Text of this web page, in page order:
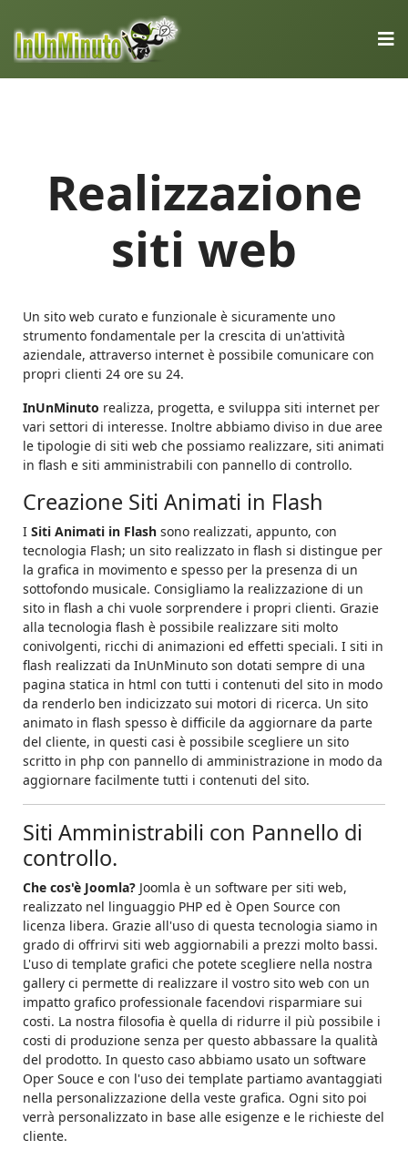
Realizzazione
siti web
Un sito web curato e funzionale è sicuramente uno
strumento fondamentale per la crescita di un'attività
aziendale, attraverso internet è possibile comunicare con
propri clienti 24 ore su 24.
InUnMinuto realizza, progetta, e sviluppa siti internet per
vari settori di interesse. Inoltre abbiamo diviso in due aree
le tipologie di siti web che possiamo realizzare, siti animati
in flash e siti amministrabili con pannello di controllo.
Creazione Siti Animati in Flash
I Siti Animati in Flash sono realizzati, appunto, con
tecnologia Flash; un sito realizzato in flash si distingue per
la grafica in movimento e spesso per la presenza di un
sottofondo musicale. Consigliamo la realizzazione di un
sito in flash a chi vuole sorprendere i propri clienti. Grazie
alla tecnologia flash è possibile realizzare siti molto
conivolgenti, ricchi di animazioni ed effetti speciali. I siti in
flash realizzati da InUnMinuto son dotati sempre di una
pagina statica in html con tutti i contenuti del sito in modo
da renderlo ben indicizzato sui motori di ricerca. Un sito
animato in flash spesso è difficile da aggiornare da parte
del cliente, in questi casi è possibile scegliere un sito
scritto in php con pannello di amministrazione in modo da
aggiornare facilmente tutti i contenuti del sito.
Siti Amministrabili con Pannello di
controllo.
Che cos'è Joomla? Joomla è un software per siti web,
realizzato nel linguaggio PHP ed è Open Source con
licenza libera. Grazie all'uso di questa tecnologia siamo in
grado di offrirvi siti web aggiornabili a prezzi molto bassi.
L'uso di template grafici che potete scegliere nella nostra
gallery ci permette di realizzare il vostro sito web con un
impatto grafico professionale facendovi risparmiare sui
costi. La nostra filosofia è quella di ridurre il più possibile i
costi di produzione senza per questo abbassare la qualità
del prodotto. In questo caso abbiamo usato un software
Oper Souce e con l'uso dei template partiamo avantaggiati
nella personalizzazione della veste grafica. Ogni sito poi
verrà personalizzato in base alle esigenze e le richieste del
cliente.